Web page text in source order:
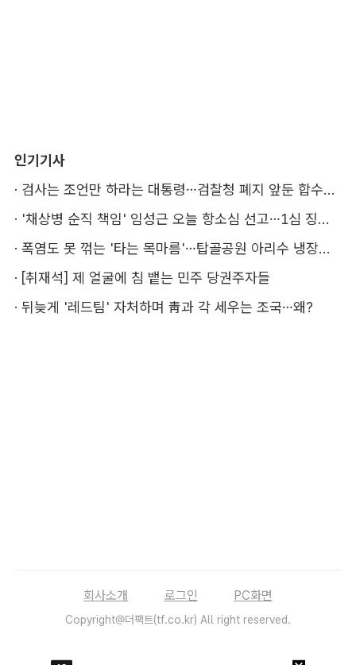
인기기사
·
검사는 조언만 하라는 대통령…검찰청 폐지 앞둔 합수본 '딜레마'
·
'채상병 순직 책임' 임성근 오늘 항소심 선고…1심 징역 3년
·
폭염도 못 꺾는 '타는 목마름'…탑골공원 아리수 냉장고 가보니
· [취재석] 제 얼굴에 침 뱉는 민주 당권주자들
· 뒤늦게 '레드팀' 자처하며 靑과 각 세우는 조국…왜?
회사소개 로그인 PC화면
Copyright@더팩트(tf.co.kr) All right reserved.